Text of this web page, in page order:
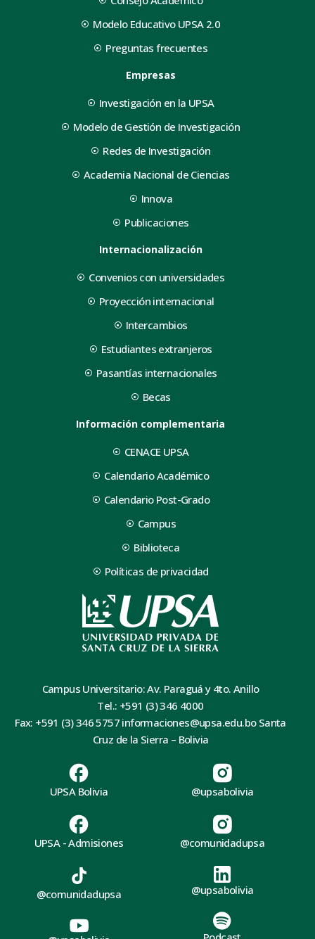
Modelo Educativo UPSA 2.0
Preguntas frecuentes
Empresas
Investigación en la UPSA
Modelo de Gestión de Investigación
Redes de Investigación
Academia Nacional de Ciencias
Innova
Publicaciones
Internacionalización
Convenios con universidades
Proyección internacional
Intercambios
Estudiantes extranjeros
Pasantías internacionales
Becas
Información complementaria
CENACE UPSA
Calendario Académico
Calendario Post-Grado
Campus
Biblioteca
Políticas de privacidad
Campus Universitario: Av. Paraguá y 4to. Anillo
Tel.: +591 (3) 346 4000
Fax: +591 (3) 346 5757 informaciones@upsa.edu.bo Santa
Cruz de la Sierra – Bolivia
UPSA Bolivia
UPSA - Admisiones
@upsabolivia
@comunidadupsa
@comunidadupsa @upsabolivia